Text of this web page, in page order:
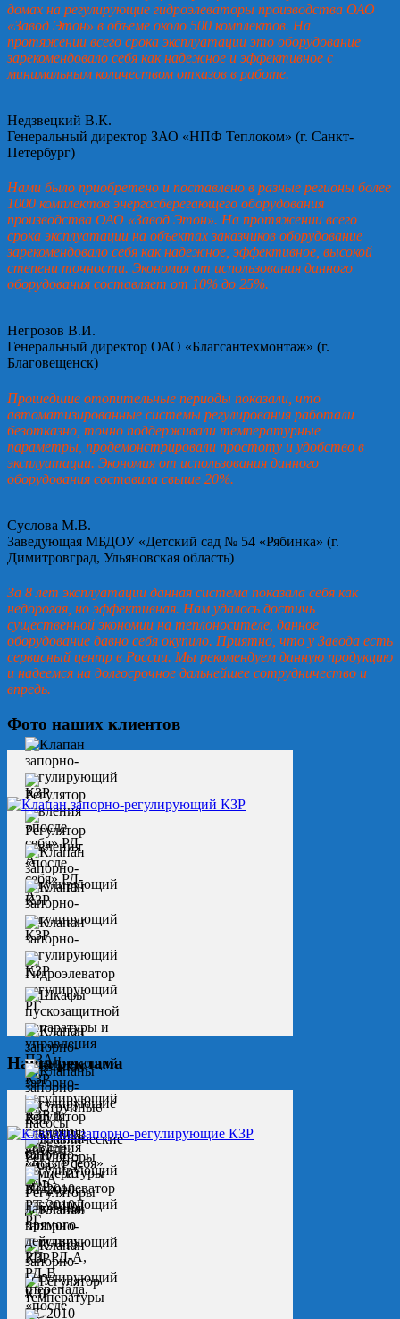
домах на регулирующие гидроэлеваторы производства ОАО
«Завод Этон» в объеме около 500 комплектов. На
протяжении всего срока эксплуатации это оборудование
зарекомендовало себя как надежное и эффективное с
минимальным количеством отказов в работе.
Недзвецкий В.К.
Генеральный директор ЗАО «НПФ Теплоком» (г. Санкт-
Петербург)
Нами было приобретено и поставлено в разные регионы более
1000 комплектов энергосберегающего оборудования
производства ОАО «Завод Этон». На протяжении всего
срока эксплуатации на объектах заказчиков оборудование
зарекомендовало себя как надежное, эффективное, высокой
степени точности. Экономия от использования данного
оборудования составляет от 10% до 25%.
Негрозов В.И.
Генеральный директор ОАО «Благсантехмонтаж» (г.
Благовещенск)
Прошедшие отопительные периоды показали, что
автоматизированные системы регулирования работали
безотказно, точно поддерживали температурные
параметры, продемонстрировали простоту и удобство в
эксплуатации. Экономия от использования данного
оборудования составила свыше 20%.
Суслова М.В.
Заведующая МБДОУ «Детский сад № 54 «Рябинка» (г.
Димитровград, Ульяновская область)
За 8 лет эксплуатации данная система показала себя как
недорогая, но эффективная. Нам удалось достичь
существенной экономии на теплоносителе, данное
оборудование давно себя окупило. Приятно, что у Завода есть
сервисный центр в России. Мы рекомендуем данную продукцию
и надеемся на долгосрочное дальнейшее сотрудничество и
впредь.
Фото наших клиентов
Наша реклама